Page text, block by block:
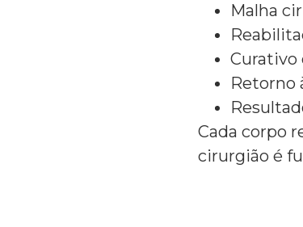
Malha
Curativo
Retorno
Cada corpo
cirurgião é